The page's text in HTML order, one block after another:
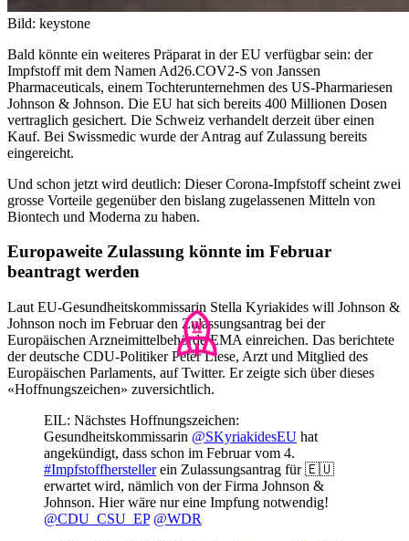
Bild: keystone
Bald könnte ein weiteres Präparat in der EU verfügbar sein: der
Impfstoff mit dem Namen Ad26.COV2-S von Janssen
Pharmaceuticals, einem Tochterunternehmen des US-Pharmariesen
Johnson & Johnson. Die EU hat sich bereits 400 Millionen Dosen
vertraglich gesichert. Die Schweiz verhandelt derzeit über einen
Kauf. Bei Swissmedic wurde der Antrag auf Zulassung bereits
eingereicht.
Und schon jetzt wird deutlich: Dieser Corona-Impfstoff scheint zwei
grosse Vorteile gegenüber den bislang zugelassenen Mitteln von
Biontech und Moderna zu haben.
Europaweite Zulassung könnte im Februar
beantragt werden
Laut EU-Gesundheitskommissarin Stella Kyriakides will Johnson &
Johnson noch im Februar den Zulassungsantrag bei der
Europäischen Arzneimittelbehörde EMA einreichen. Das berichtete
der deutsche CDU-Politiker Peter Liese, Arzt und Mitglied des
Europäischen Parlaments, auf Twitter. Er zeigte sich über dieses
«Hoffnungszeichen» zuversichtlich.
EIL: Nächstes Hoffnungszeichen:
Gesundheitskommissarin @SKyriakidesEU hat
angekündigt, dass schon im Februar vom 4.
#Impfstoffherstellerein Zulassungsantrag für 🇪🇺
erwartet wird, nämlich von der Firma Johnson &
Johnson. Hier wäre nur eine Impfung notwendig!
@CDU_CSU_EP @WDR